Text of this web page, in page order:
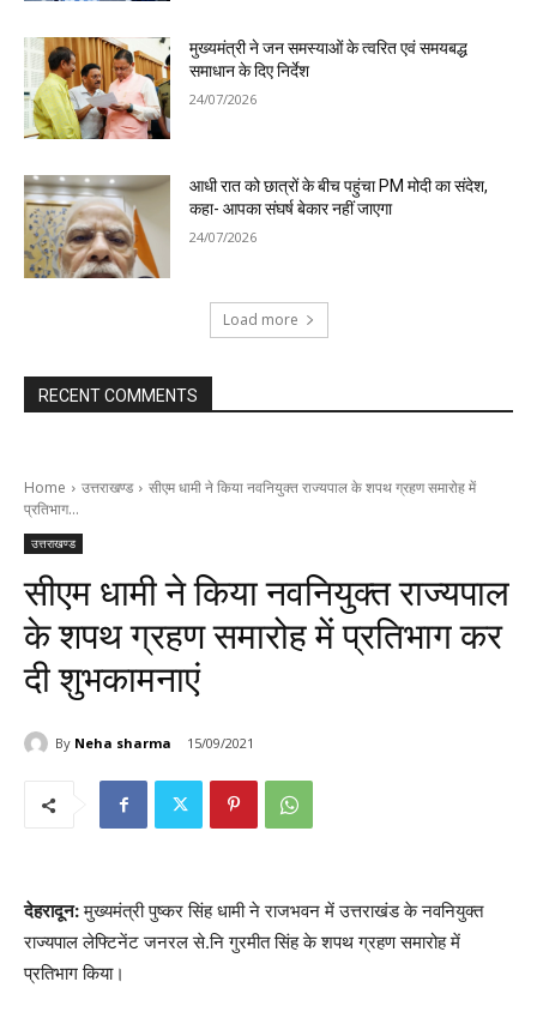
मुख्यमंत्री ने जन समस्याओं के त्वरित एवं समयबद्ध
समाधान के दिए निर्देश
24/07/2026
आधी रात को छात्रों के बीच पहुंचा PM मोदी का संदेश,
कहा- आपका संघर्ष बेकार नहीं जाएगा
24/07/2026
Load more
RECENT COMMENTS